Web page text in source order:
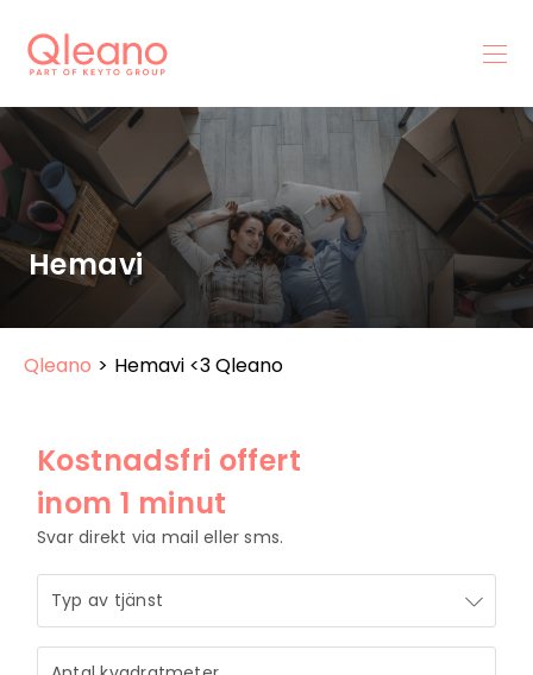
Hemavi
Qleano > Hemavi <3 Qleano
Kostnadsfri offert
inom 1 minut
Svar direkt via mail eller sms.